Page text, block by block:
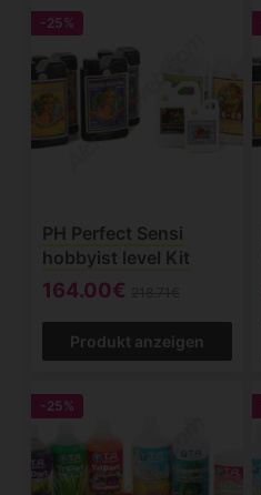
-25%
PH Perfect Sensi
hobbyist level Kit
164.00€
Produkt anzeigen
-25%